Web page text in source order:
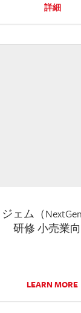
詳細
ェム（
研修 小売業
LEARN MORE